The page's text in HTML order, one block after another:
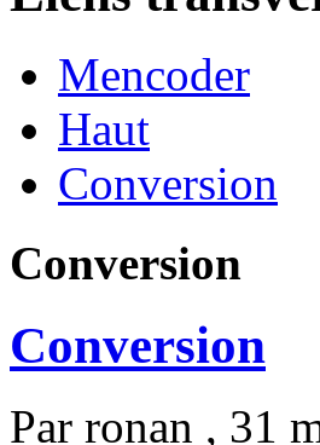
Mencoder
Haut
Conversion
Conversion
Conversion
Par ronan , 31